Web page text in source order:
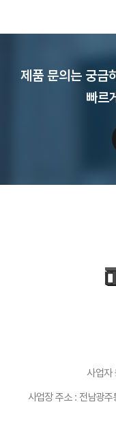
제품 문의는 궁금
빠르
사업
사업장 주소 : 전남광